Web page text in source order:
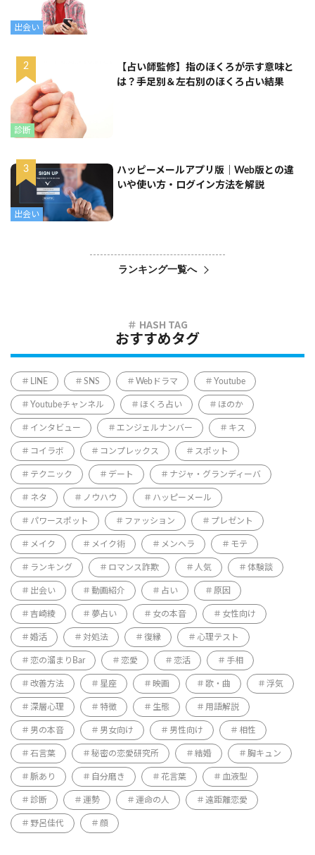
出会い
診断
【占い師監修】指のほくろが示す意味と
は？手足別＆左右別のほくろ占い結果
出会い
ハッピーメールアプリ版｜Web版との違
いや使い方・ログイン方法を解説
ランキング一覧へ
おすすめタグ
LINE SNS Webドラマ Youtube
Youtubeチャンネル ほくろ占い ほのか
インタビュー エンジェルナンバー キス
コイラボ コンプレックス スポット
テクニック デート ナジャ・グランディーバ
ネタ ノウハウ ハッピーメール
パワースポット ファッション プレゼント
メイク メイク術 メンヘラ モテ
ランキング ロマンス詐欺 人気 体験談
出会い 動画紹介 占い 原因
吉崎綾 夢占い 女の本音 女性向け
婚活 対処法 復縁 心理テスト
恋の溜まりBar 恋愛 恋活 手相
改善方法 星座 映画 歌・曲 浮気
深層心理 特徴 生態 用語解説
男の本音 男女向け 男性向け 相性
石言葉 秘密の恋愛研究所 結婚 胸キュン
脈あり 自分磨き 花言葉 血液型
診断 運勢 運命の人 遠距離恋愛
野呂佳代 顔